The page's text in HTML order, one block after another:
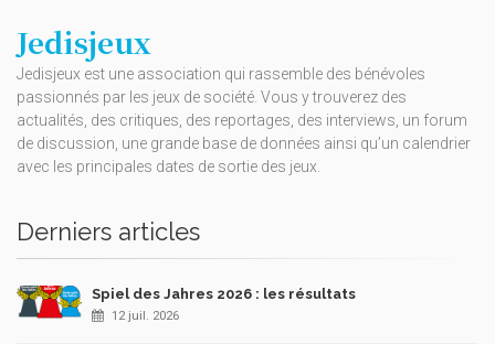
Jedisjeux
Jedisjeux est une association qui rassemble des bénévoles
passionnés par les jeux de société. Vous y trouverez des
actualités, des critiques, des reportages, des interviews, un forum
de discussion, une grande base de données ainsi qu’un calendrier
avec les principales dates de sortie des jeux.
Derniers articles
Spiel des Jahres 2026 : les résultats
12 juil. 2026